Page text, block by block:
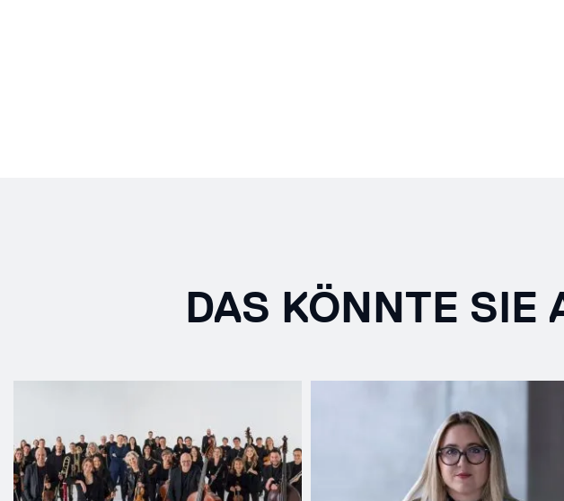
DAS KÖNNTE SIE